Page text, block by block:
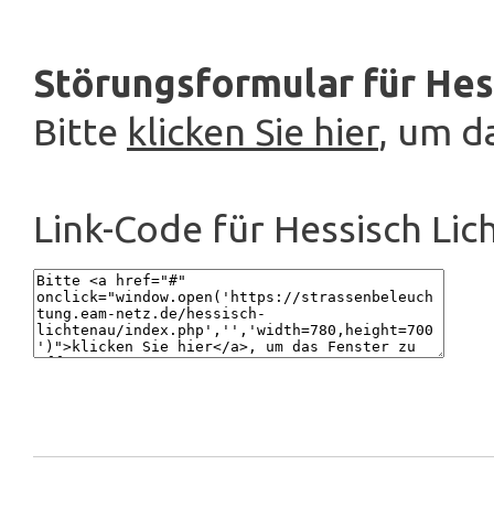
Störungsformular für
Bitte klicken Sie hier, um
Link-Code für Hessisch